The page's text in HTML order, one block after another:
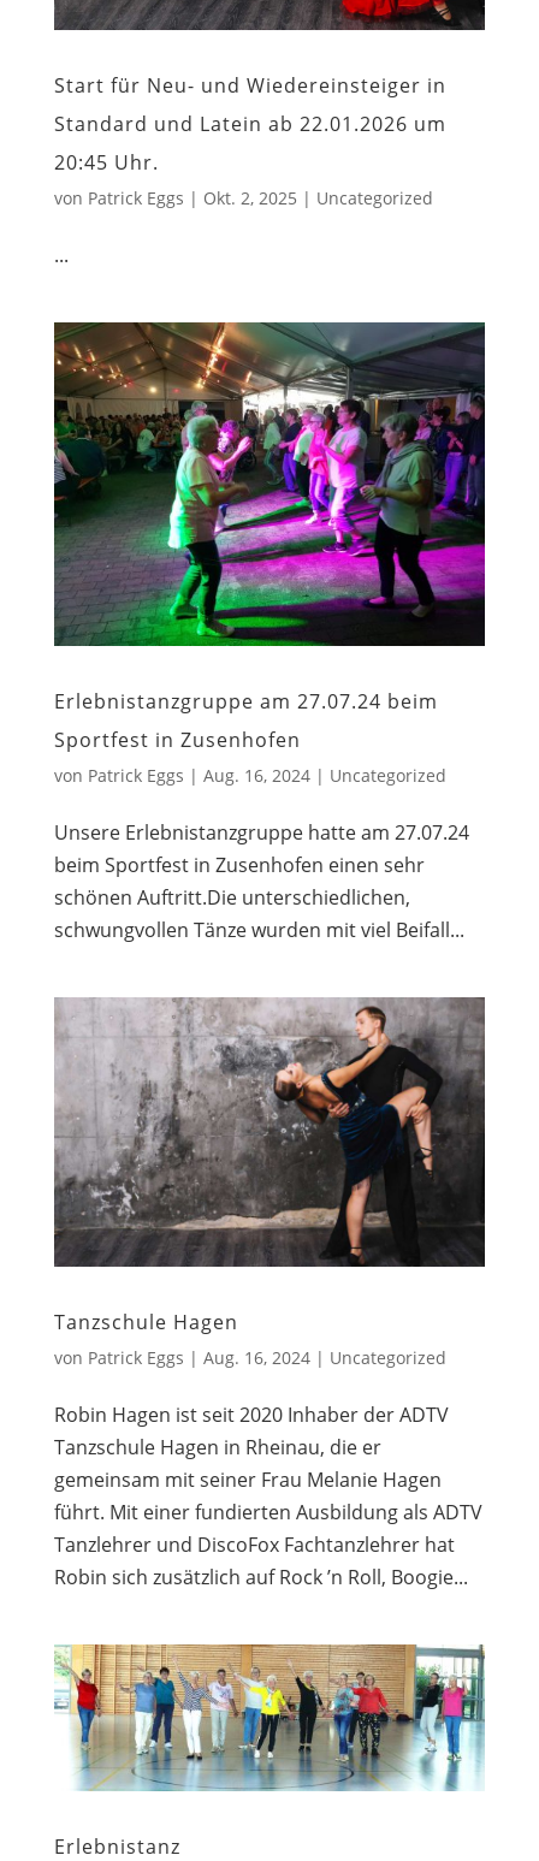
Start für Neu- und Wiedereinsteiger in
Standard und Latein ab 22.01.2026 um
20:45 Uhr.
von Patrick Eggs | Okt. 2, 2025 | Uncategorized
...
Erlebnistanzgruppe am 27.07.24 beim
Sportfest in Zusenhofen
von Patrick Eggs | Aug. 16, 2024| Uncategorized
Unsere Erlebnistanzgruppe hatte am 27.07.24
beim Sportfest in Zusenhofen einen sehr
schönen Auftritt.Die unterschiedlichen,
schwungvollen Tänze wurden mit viel Beifall...
Tanzschule Hagen
von Patrick Eggs | Aug. 16, 2024| Uncategorized
Robin Hagen ist seit 2020 Inhaber der ADTV
Tanzschule Hagen in Rheinau, die er
gemeinsam mit seiner Frau Melanie Hagen
führt. Mit einer fundierten Ausbildung als ADTV
Tanzlehrer und DiscoFox Fachtanzlehrer hat
Robin sich zusätzlich auf Rock ’n Roll, Boogie...
Erlebnistanz